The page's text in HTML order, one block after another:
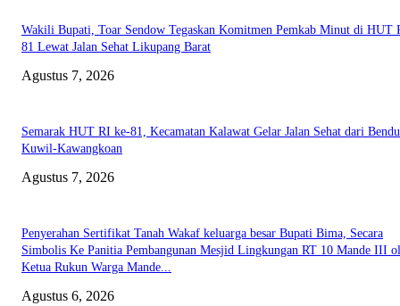
Wakili Bupati, Toar Sendow Tegaskan Komitmen Pemkab Minut di HUT
81 Lewat Jalan Sehat Likupang Barat
Agustus 7, 2026
Semarak HUT RI ke-81, Kecamatan Kalawat Gelar Jalan Sehat dari
Kuwil-Kawangkoan
Agustus 7, 2026
Penyerahan Sertifikat Tanah Wakaf keluarga besar Bupati Bima, Secara
Simbolis Ke Panitia Pembangunan Mesjid Lingkungan RT 10 Mande III
Ketua Rukun Warga Mande...
Agustus 6, 2026